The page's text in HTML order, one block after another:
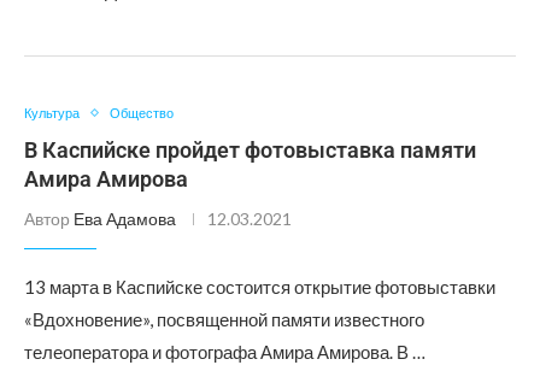
Культура Общество
В Каспийске пройдет фотовыставка памяти
Амира Амирова
Автор Ева Адамова 12.03.2021
13 марта в Каспийске состоится открытие фотовыставки
«Вдохновение», посвященной памяти известного
телеоператора и фотографа Амира Амирова. В …